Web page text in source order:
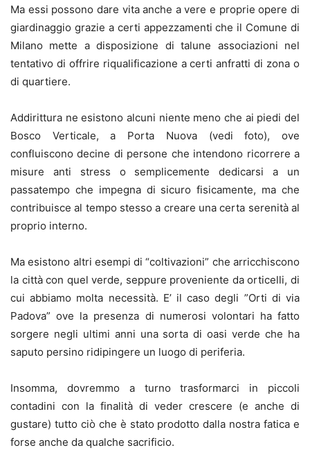
Ma essi possono dare vita anche a vere e proprie opere di
giardinaggio grazie a certi appezzamenti che il Comune di
Milano mette a disposizione di talune associazioni nel
tentativo di offrire riqualificazione a certi anfratti di zona o
di quartiere.
Addirittura ne esistono alcuni niente meno che ai piedi del
Bosco Verticale, a Porta Nuova (vedi foto), ove
confluiscono decine di persone che intendono ricorrere a
misure anti stress o semplicemente dedicarsi a un
passatempo che impegna di sicuro fisicamente, ma che
contribuisce al tempo stesso a creare una certa serenità al
proprio interno.
Ma esistono altri esempi di “coltivazioni” che arricchiscono
la città con quel verde, seppure proveniente da orticelli, di
cui abbiamo molta necessità. E’ il caso degli ”Orti di via
Padova” ove la presenza di numerosi volontari ha fatto
sorgere negli ultimi anni una sorta di oasi verde che ha
saputo persino ridipingere un luogo di periferia.
Insomma, dovremmo a turno trasformarci in piccoli
contadini con la finalità di veder crescere (e anche di
gustare) tutto ciò che è stato prodotto dalla nostra fatica e
forse anche da qualche sacrificio.